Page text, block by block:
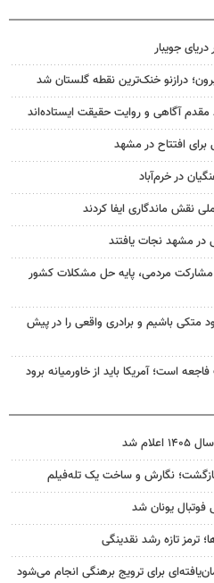
آگاهی و روایت حقیقت ایستاده‌اند
در خرم‌آباد
نقش ماندگاری ایفا کردند
مردمی، پایه حل مشکلات کشور
متکی باشیم و برادری واقعی را در پیش
است؛ آمریکا باید از خاورمیانه برود
شد
بازگشت؛ نگارش و ساخت یک تله‌فیلم
فوتبال یونان شد
ترمز تازه رشد نقدینگی
برای ترویج برهنگی انجام می‌شود